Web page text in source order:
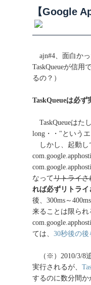
【Google
ajn#4、面白か
TaskQueueが信
るの？）
TaskQueueは必
TaskQueueはた
long・・"という
しかし、起動し
なってリトライ
れば必ずリトライ
後、300ms～
来ることは限られ
ては、 30秒後の
（※）2010/3/8
実行されるが、
するのに数分間